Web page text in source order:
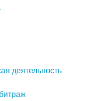
деятельность